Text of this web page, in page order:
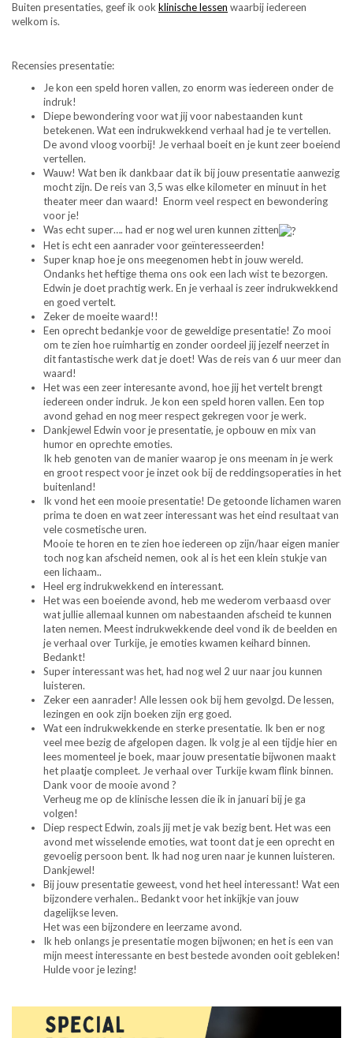
Buiten presentaties, geef ik ook klinische lessen waarbij iedereen
welkom is.
Recensies presentatie:
Je kon een speld horen vallen, zo enorm was iedereen onder de
indruk!
Diepe bewondering voor wat jij voor nabestaanden kunt
betekenen. Wat een indrukwekkend verhaal had je te vertellen.
De avond vloog voorbij! Je verhaal boeit en je kunt zeer boeiend
vertellen.
Wauw! Wat ben ik dankbaar dat ik bij jouw presentatie aanwezig
mocht zijn. De reis van 3,5 was elke kilometer en minuut in het
theater meer dan waard! Enorm veel respect en bewondering
voor je!
Was echt super…. had er nog wel uren kunnen zitten
Het is echt een aanrader voor geïnteresseerden!
Super knap hoe je ons meegenomen hebt in jouw wereld.
Ondanks het heftige thema ons ook een lach wist te bezorgen.
Edwin je doet prachtig werk. En je verhaal is zeer indrukwekkend
en goed vertelt.
Zeker de moeite waard!!
Een oprecht bedankje voor de geweldige presentatie! Zo mooi
om te zien hoe ruimhartig en zonder oordeel jij jezelf neerzet in
dit fantastische werk dat je doet! Was de reis van 6 uur meer dan
waard!
Het was een zeer interesante avond, hoe jij het vertelt brengt
iedereen onder indruk. Je kon een speld horen vallen. Een top
avond gehad en nog meer respect gekregen voor je werk.
Dankjewel Edwin voor je presentatie, je opbouw en mix van
humor en oprechte emoties.
Ik heb genoten van de manier waarop je ons meenam in je werk
en groot respect voor je inzet ook bij de reddingsoperaties in het
buitenland!
Ik vond het een mooie presentatie! De getoonde lichamen waren
prima te doen en wat zeer interessant was het eind resultaat van
vele cosmetische uren.
Mooie te horen en te zien hoe iedereen op zijn/haar eigen manier
toch nog kan afscheid nemen, ook al is het een klein stukje van
een lichaam..
Heel erg indrukwekkend en interessant.
Het was een boeiende avond, heb me wederom verbaasd over
wat jullie allemaal kunnen om nabestaanden afscheid te kunnen
laten nemen. Meest indrukwekkende deel vond ik de beelden en
je verhaal over Turkije, je emoties kwamen keihard binnen.
Bedankt!
Super interessant was het, had nog wel 2 uur naar jou kunnen
luisteren.
Zeker een aanrader! Alle lessen ook bij hem gevolgd. De lessen,
lezingen en ook zijn boeken zijn erg goed.
Wat een indrukwekkende en sterke presentatie. Ik ben er nog
veel mee bezig de afgelopen dagen. Ik volg je al een tijdje hier en
lees momenteel je boek, maar jouw presentatie bijwonen maakt
het plaatje compleet. Je verhaal over Turkije kwam flink binnen.
Dank voor de mooie avond ?
Verheug me op de klinische lessen die ik in januari bij je ga
volgen!
Diep respect Edwin, zoals jij met je vak bezig bent. Het was een
avond met wisselende emoties, wat toont dat je een oprecht en
gevoelig persoon bent. Ik had nog uren naar je kunnen luisteren.
Dankjewel!
Bij jouw presentatie geweest, vond het heel interessant! Wat een
bijzondere verhalen.. Bedankt voor het inkijkje van jouw
dagelijkse leven.
Het was een bijzondere en leerzame avond.
Ik heb onlangs je presentatie mogen bijwonen; en het is een van
mijn meest interessante en best bestede avonden ooit gebleken!
Hulde voor je lezing!